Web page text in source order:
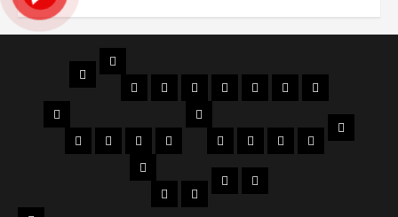
BERANDA
PROFIL
STRUKTUR
ORGANISASI
DENAHMAPSSEJARAH
AKREDITASI
SERTIFIKAT
FILOSOFI
LOGO
JURUSAN
Perhotelan
KulinerKECANTIKAN
Tata
WKS
WKS
1
Bid.
WKS
2
Bid.
WKSWKS
VISI
PTK
Data
Pendidik
DOWNLOAD
PENGUMUMAN